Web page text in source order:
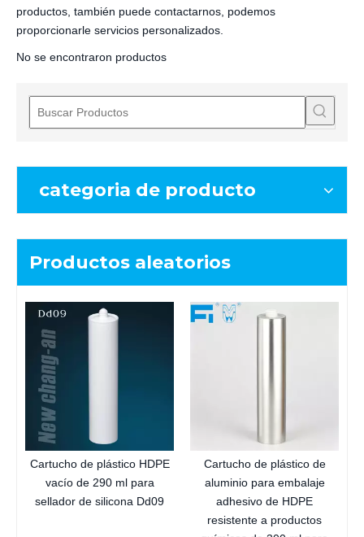
productos, también puede contactarnos, podemos
proporcionarle servicios personalizados.
No se encontraron productos
categoria de producto
Productos aleatorios
Cartucho de plástico HDPE
vacío de 290 ml para
sellador de silicona Dd09
Cartucho de plástico de
aluminio para embalaje
adhesivo de HDPE
resistente a productos